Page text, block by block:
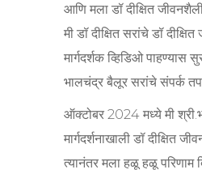
आणि मला डॉ दीक्षित
मी डॉ दीक्षित सरांचे डॉ
मार्गदर्शक व्हिडिओ
भालचंद्र बैलूर सरांचे संपर्क
ऑक्टोबर 2024 मध्ये मी
मार्गदर्शनाखाली डॉ दीक्षित
त्यानंतर मला हळू हळू परिणाम